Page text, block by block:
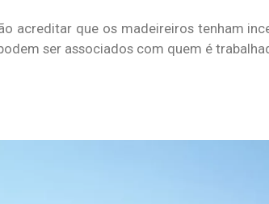
acreditar que os madeireiros tenham
ser associados com quem é